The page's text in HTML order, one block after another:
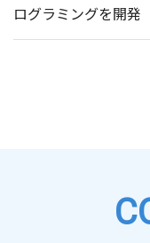
ログラミングを開発